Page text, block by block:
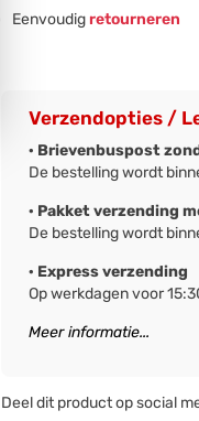
Eenvoudigretourneren
Verzendopties /
· Brievenbuspost
De bestelling wordt
· Pakket verzending
De bestelling wordt
· Express verzending
Op werkdagen voor
Meer informatie...
Deel dit product op social